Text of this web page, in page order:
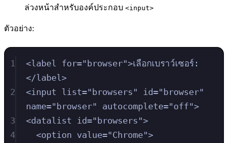
ล่วงหน้าสำหรับองค์ประกอบ <input>
ตัวอย่าง:
1 <label for="browser">เลือกเบราว์เซอร์:
</label>
2
<input list="browsers" id="browser"
name="browser" autocomplete="off">
3
<datalist id="browsers">
4
<option value="Chrome">